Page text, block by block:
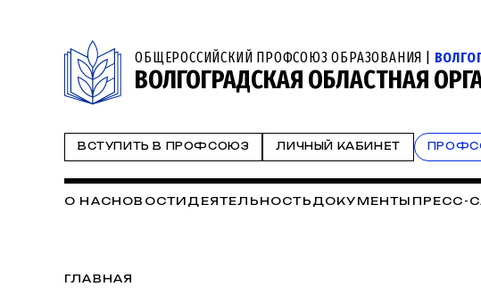
ОБЩЕРОССИЙСКИЙ ПРОФСОЮЗ ОБРАЗОВАНИЯ |
ВОЛГОГРАДСКАЯ ОБЛАСТНАЯ
ВСТУПИТЬ В ПРОФСОЮЗ ЛИЧНЫЙ КАБИНЕТ
О НАСНОВОСТИ ДЕЯТЕЛЬНОСТЬ ДОКУМЕНТЫ ПРЕСС-
ГЛАВНАЯ